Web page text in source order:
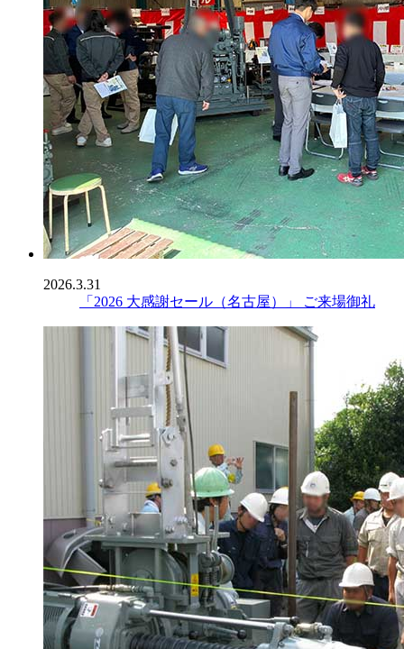
2026.3.31
「2026 大感謝セール（名古屋）」 ご来場御礼